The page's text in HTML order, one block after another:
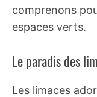
comprenons
espaces verts.
Le paradis des
Les limaces